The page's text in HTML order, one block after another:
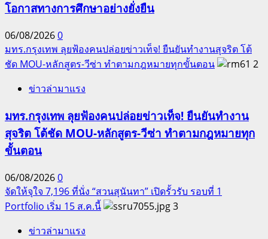
โอกาสทางการศึกษาอย่างยั่งยืน
06/08/20260
มทร.กรุงเทพ ลุยฟ้องคนปล่อยข่าวเท็จ! ยืนยันทำงานสุจริต โต้
ชัด MOU-หลักสูตร-วีซ่า ทำตามกฎหมายทุกขั้นตอน
2
ข่าวล่ามาแรง
มทร.กรุงเทพ ลุยฟ้องคนปล่อยข่าวเท็จ! ยืนยันทำงาน
สุจริต โต้ชัด MOU-หลักสูตร-วีซ่า ทำตามกฎหมายทุก
ขั้นตอน
06/08/20260
จัดให้จุใจ 7,196 ที่นั่ง “สวนสุนันทา” เปิดรั้วรับ รอบที่ 1
Portfolio เริ่ม 15 ส.ค.นี้
3
ข่าวล่ามาแรง